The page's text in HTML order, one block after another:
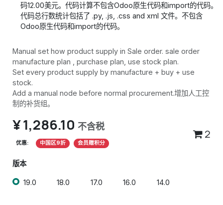
码12.00美元。代码计算不包含Odoo原生代码和import的代码。
代码总行数统计包括了 .py, .js, .css and xml 文件。不包含
Odoo原生代码和import的代码。
Manual set how product supply in Sale order. sale order
manufacture plan , purchase plan, use stock plan.
Set every product supply by manufacture + buy + use
stock.
Add a manual node before normal procurement.增加人工控
制的补货组。
¥1,286.10 不含税
优惠: 中国区9折 会员赠积分
2
版本
19.0 18.0 17.0 16.0 14.0